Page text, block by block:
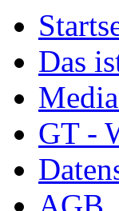
Das
GT -